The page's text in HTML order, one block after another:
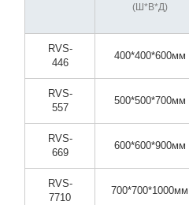
(Ш*В*Д)
RVS-
446
400*400*600мм
RVS-
557
500*500*700мм
RVS-
669
600*600*900мм
RVS-
7710
700*700*1000мм